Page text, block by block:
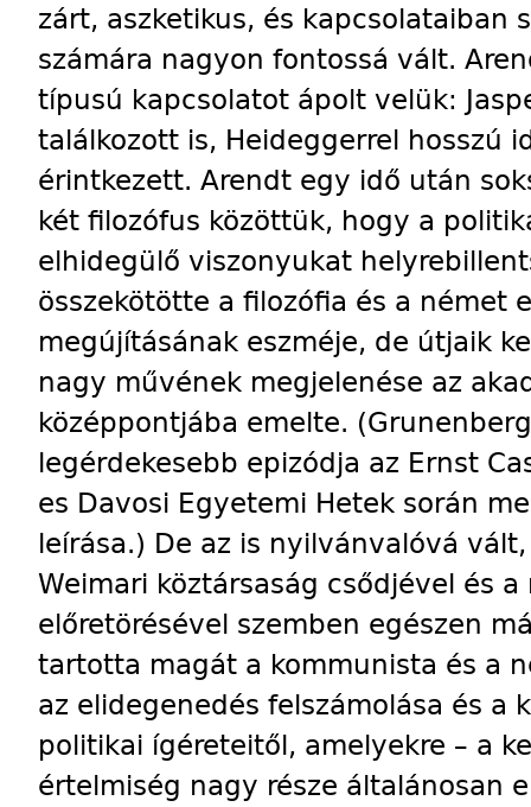
zárt, aszketikus, és kapcsolataiban
számára nagyon fontossá vált.
típusú kapcsolatot ápolt velük:
találkozott is, Heideggerrel hosszú
érintkezett. Arendt egy idő után
két filozófus közöttük, hogy a
elhidegülő viszonyukat
összekötötte a filozófia és a német
megújításának eszméje, de útjaik
nagy művének megjelenése az
középpontjába emelte.
legérdekesebb epizódja az Ernst
es Davosi Egyetemi Hetek során
leírása.) De az is nyilvánvalóvá
Weimari köztársaság csődjével és
előretörésével szemben egészen
tartotta magát a kommunista és a
az elidegenedés felszámolása és a
politikai ígéreteitől, amelyekre – a
értelmiség nagy része általánosan